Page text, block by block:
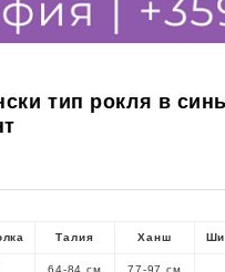
тип рокля в
Талия Ханш
64-84 см 77-97 см